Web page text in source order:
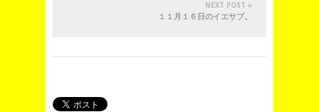
NEXT POST »
１１月１６日のイエサブ。